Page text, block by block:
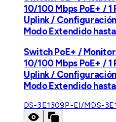
10/100 Mbps PoE+ /
Uplink /
Modo Extendido
Switch PoE+ /
10/100 Mbps PoE+ /
Uplink /
Modo Extendido
DS-3E1309P-EI/MDS-